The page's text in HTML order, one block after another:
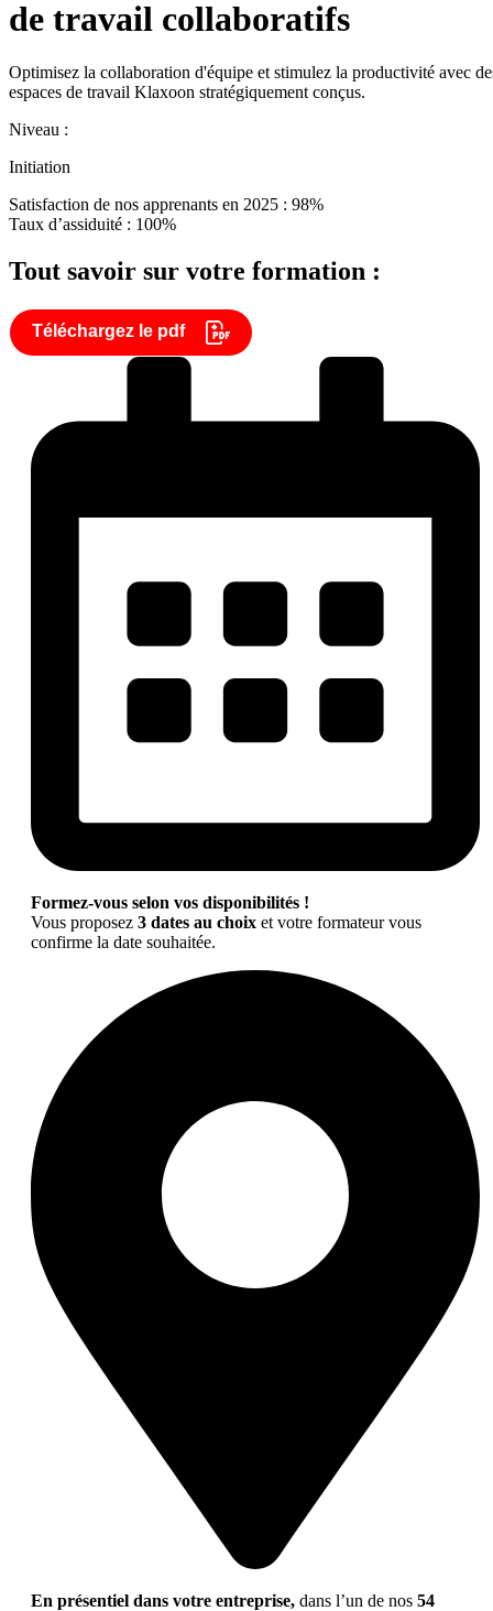
de travail collaboratifs
Optimisez la collaboration d'équipe et stimulez la productivité avec
espaces de travail Klaxoon stratégiquement conçus.
Niveau :
Initiation
Satisfaction de nos apprenants en 2025 : 98%
Taux d’assiduité : 100%
Tout savoir sur votre formation :
Téléchargez le pdf
Formez-vous selon vos disponibilités !
Vous proposez 3 dates au choix et votre formateur vous
confirme la date souhaitée.
En présentiel dans votre entreprise, dans l’un de nos 54